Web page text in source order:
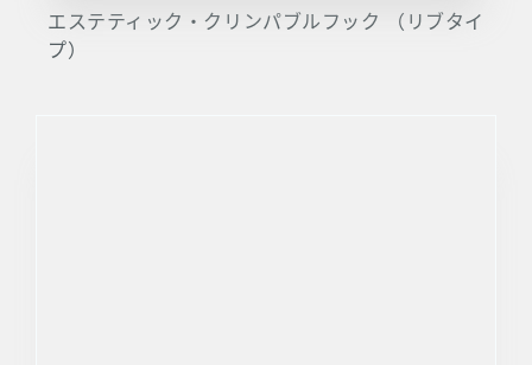
エステティック・クリンパブルフック （リブタイ
プ）